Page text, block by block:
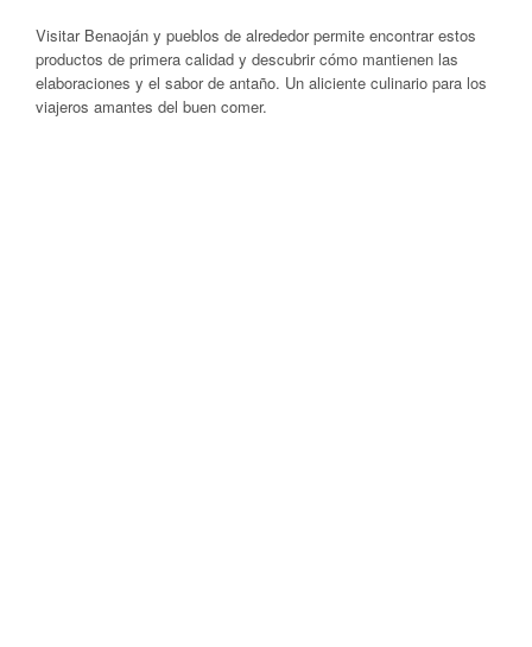
Visitar Benaoján y pueblos de alrededor permite encontrar estos
productos de primera calidad y descubrir cómo mantienen las
elaboraciones y el sabor de antaño. Un aliciente culinario para los
viajeros amantes del buen comer.